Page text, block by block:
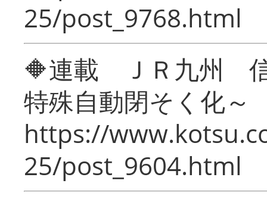
25/post_9768.html
🔶連載 ＪＲ九州 信
特殊自動閉そく化～
https://
25/post_9604.html